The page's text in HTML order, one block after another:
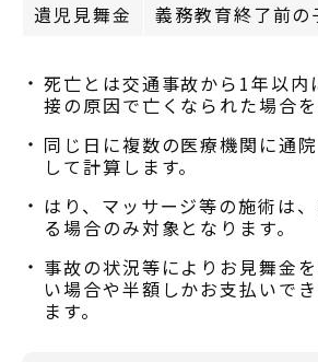
遺児見舞金
義務教育終了前の
死亡とは交通事故から1年以内
接の原因で亡くなられた場合を
同じ日に複数の医療機関に通
して計算します。
はり、マッサージ等の施術は
る場合のみ対象となります。
事故の状況等によりお見舞金
い場合や半額しかお支払いで
ます。